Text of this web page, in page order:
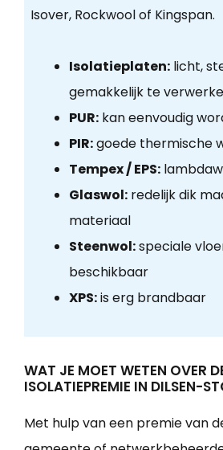
Isover, Rockwool of Kingspan.
Isolatieplaten:licht,
gemakkelijk te
PUR:kan eenvoudig
PIR:goede thermische
Tempex / EPS:
Glaswol:redelijk dik
materiaal
Steenwol:speciale
beschikbaar
XPS:is erg brandbaar
WAT JE MOET WETEN OVER
ISOLATIEPREMIE IN DILSEN-
Met hulp van een premie van